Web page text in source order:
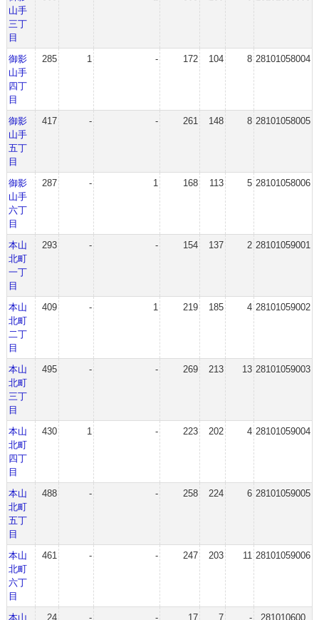
山手
三丁
目
御影
山手
四丁
目
285 1 - 172 104 8 28101058004
御影
山手
五丁
目
417 - - 261 148 8 28101058005
御影
山手
六丁
目
287 - 1 168 113 5 28101058006
本山
北町
一丁
目
293 - - 154 137 2 28101059001
本山
北町
二丁
目
409 - 1 219 185 4 28101059002
本山
北町
三丁
目
495 - - 269 213 13 28101059003
本山
北町
四丁
目
430 1 - 223 202 4 28101059004
本山
北町
五丁
目
488 - - 258 224 6 28101059005
本山
北町
六丁
目
461 - - 247 203 11 28101059006
本山 24 - - 17 7 - 281010600